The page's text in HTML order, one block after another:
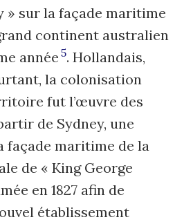
» sur la façade maritime
continent australien
année 5. Hollandais,
la colonisation
fut l’œuvre des
de Sydney, une
façade maritime de la
de « King George
en 1827 afin de
établissement